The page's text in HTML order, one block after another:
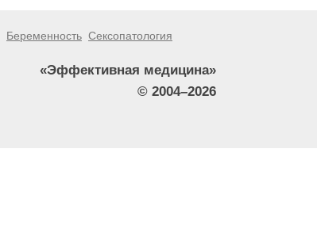
Беременность Сексопатология
«Эффективная медицина»
© 2004–2026